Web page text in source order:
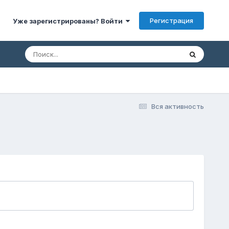
Уже зарегистрированы? Войти Регистрация
Вся активность